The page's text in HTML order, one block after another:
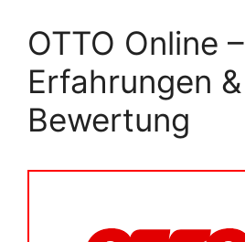
OTTO Online –
Erfahrungen &
Bewertung